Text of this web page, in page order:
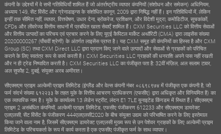
कंपनी के उद्देश्यों में वे सभी गतिविधियाँ शामिल हैं जो अंतर्राष्ट्रीय व्यापार कंपनियों (संशोधन और समेकन) अधिनियम,
अध्याय 149, सेंट विंसेंट और ग्रेनाडाइन्स के संशोधित कानून, 2009 द्वारा निषिद्ध नहीं हैं। इन गतिविधियों में, लेकिन
इन्हीं तक सीमित नहीं, व्यापार, वित्तपोषण, उधार देना, ब्रोकरेज, प्रशिक्षण, और विदेशी मुद्रा, कमोडिटीज, सूचकांकों,
CFDs और लीवरेज्ड वित्तीय साधनों में प्रबंधित खाता सेवाएँ शामिल हैं। CXM Securities LLC को वित्तीय सेवाओं
और वित्तीय उत्पादों का परिचय एवं प्रचार करने के लिए यूएई कैपिटल मार्केट अथॉरिटी (CMA) द्वारा लाइसेंस संख्या
20200000267 (पाँचवीं श्रेणी) के अंतर्गत लाइसेंस प्राप्त है। यह CXM समूह की कंपनियों का हिस्सा है और CXM
Group (SC) तथा CXM Direct LLC द्वारा प्रदान किए जाने वाले उत्पादों और सेवाओं से ग्राहकों को परिचित
कराने के लिए स्वतंत्र रूप से कार्य करती है। CXM Securities LLC ग्राहकों की धनराशि अपने पास नहीं रखती
और न ही ट्रेड निष्पादित करती है। CXM Securities LLC का पंजीकृत पता है: 32वीं मंज़िल, अल सलाम टावर,
अल सुफौह 2, दुबई, संयुक्त अरब अमीरात।
सीएक्सएम प्राइम अल्केमी प्राइम लिमिटेड (इंग्लैंड और वेल्स कंपनी नंबर ०८६९८९७४ में पंजीकृत एक कंपनी है, जो
फर्म संदर्भ संख्या ६१२२३३ के तहत यूके के वित्तीय आचरण प्राधिकरण (एफसीए) द्वारा अधिकृत और विनियमित है) का
एक व्यापारिक नाम है। यूके के कार्यालय 13 लेडेन स्ट्रीट, लंदन E1 7LE यूनाइटेड किंगडम में स्थित हैं। सीएक्सएम
प्राइम 2 असंबंधित कंपनियों, अल्केमी प्राइम लिमिटेड, एफसीए पंजीकरण 612233 और सीएक्सएम डायरेक्ट
एलएलसी, सेंट विंसेंट के पंजीकरण 444एलएलसी2020 के बीच संयुक्त उद्यम को परिभाषित करने के लिए इस्तेमाल
किया जाने वाला नाम है, जिसमें सीएक्सएम डायरेक्ट एलएलसी मुख्य रूप से उन पेशेवर ग्राहकों के लिए अल्केमी प्राइम
लिमिटेड के परिचयकर्ता के रूप में कार्य करता है एक एफसीए पंजीकृत फर्म के साथ व्यापार।